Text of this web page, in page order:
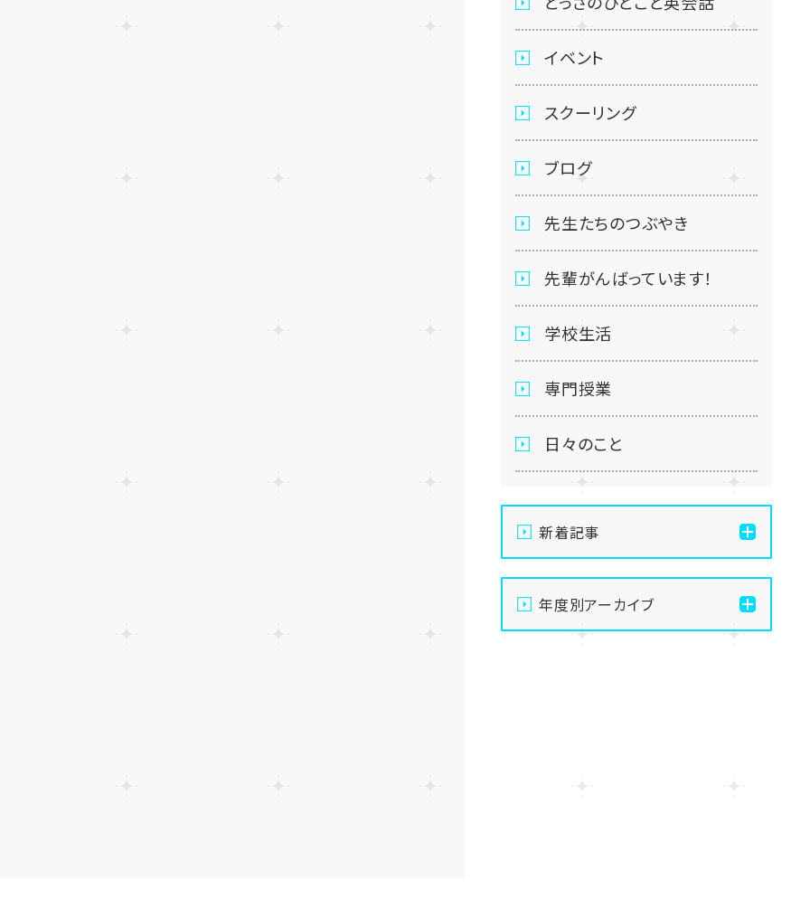
イベント
スクーリング
ブログ
先生たちのつぶやき
先輩がんばっています！
学校生活
専門授業
日々のこと
新着記事
【浜松】高校最後の名古屋
スクーリング！涼風も味方
に🍃
年度別アーカイブ